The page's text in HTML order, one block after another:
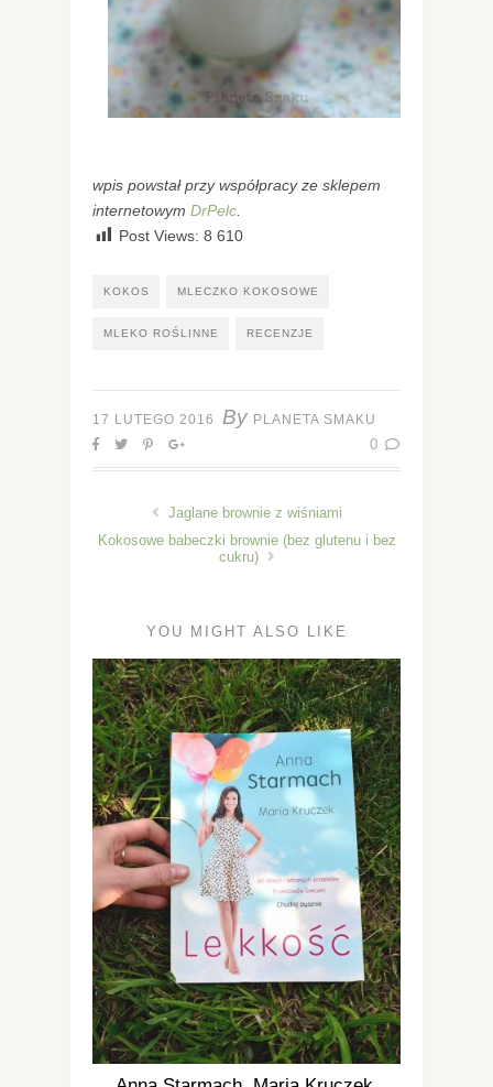
wpis powstał przy współpracy ze sklepem
internetowym DrPelc
Post Views: 8 610
KOKOS MLECZKO KOKOSOWE
MLEKO ROŚLINNE RECENZJE
17 LUTEGO 2016 By PLANETA SMAKU
0
Jaglane brownie z wiśniami
Kokosowe babeczki brownie (bez glutenu i bez
cukru)
YOU MIGHT ALSO LIKE